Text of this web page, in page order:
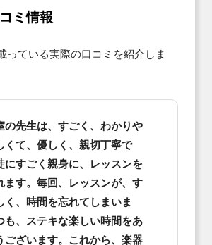
ミ情報
っている実際の口コミを紹介しま
の先生は、すごく、わかりや
くて、優しく、親切丁寧で
にすごく親身に、レッスンを
ます。毎回、レッスンが、す
く、時間を忘れてしまいま
も、ステキな楽しい時間をあ
ございます。これから、楽器